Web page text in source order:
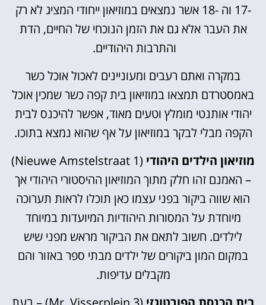
-17 וה -18 אשר נמצאים במוזיאון ייחודי המציג לא רק
את העבר אלא גם את הזמן הנוכחי של החיים, הדת
והתרבות היהודיים.
במקרה ואתם רעבים ומעוניינים לאכול אוכל כשר
באמסטרדם תמצאו במוזיאון בית קפה כשר שמכין אוכל
יהודי אותנטי מומלץ וטעים מאוד, אפשר להיכנס לבית
הקפה מבלי לבקר במוזיאון על אף שהוא נמצא בתוכו.
מוזיאון הילדים היהודי
(Nieuwe Amstelstraat 1)
– האמנם זהו חלק מתוך המוזיאון ההיסטורי היהודי אך
הוא שווה ביקור בפני עצמו כאן תוכלו לראות תערוכה
מיוחדת על המסורות היהודיות המיועדות במיוחד
לילדים. חשוב לתאם את הביקור מראש מפני שיש
במקום המון ביקורים של ילדים מבתי ספר באזור והם
מקבלים עדיפות.